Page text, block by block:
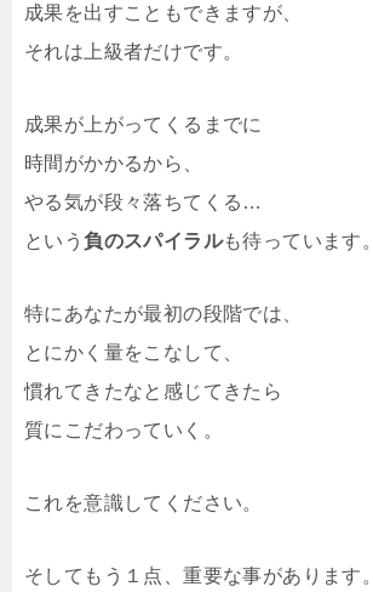
成果を出すこともできますが、
それは上級者だけです。
成果が上がってくるまでに
時間がかかるから、
やる気が段々落ちてくる…
という負のスパイラルも待っています。
特にあなたが最初の段階では、
とにかく量をこなして、
慣れてきたなと感じてきたら
質にこだわっていく。
これを意識してください。
そしてもう１点、重要な事があります。